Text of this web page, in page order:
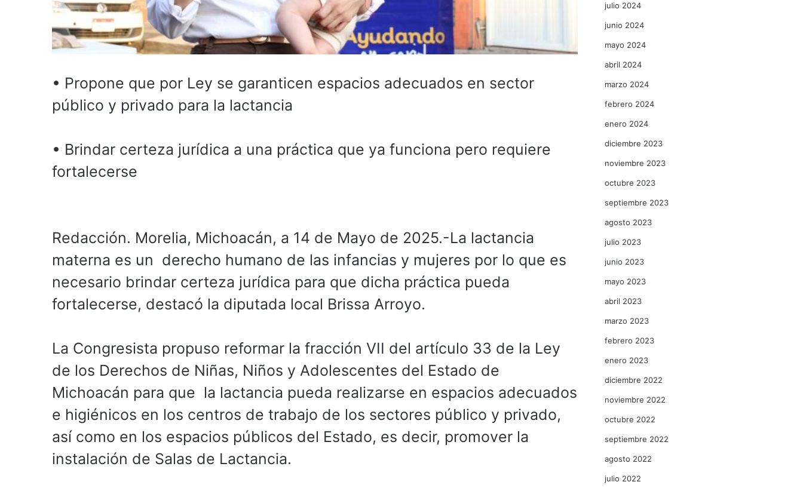
• Propone que por Ley se garanticen espacios adecuados en sector
público y privado para la lactancia
• Brindar certeza jurídica a una práctica que ya funciona pero requiere
fortalecerse
Redacción. Morelia, Michoacán, a 14 de Mayo de 2025.-La lactancia
materna es un derecho humano de las infancias y mujeres por lo que es
necesario brindar certeza jurídica para que dicha práctica pueda
fortalecerse, destacó la diputada local Brissa Arroyo.
La Congresista propuso reformar la fracción VII del artículo 33 de la Ley
de los Derechos de Niñas, Niños y Adolescentes del Estado de
Michoacán para que la lactancia pueda realizarse en espacios adecuados
e higiénicos en los centros de trabajo de los sectores público y privado,
así como en los espacios públicos del Estado, es decir, promover la
instalación de Salas de Lactancia.
julio 2024
junio 2024
mayo 2024
abril 2024
marzo 2024
febrero 2024
enero 2024
diciembre 2023
noviembre 2023
octubre 2023
septiembre 2023
agosto 2023
julio 2023
junio 2023
mayo 2023
abril 2023
marzo 2023
febrero 2023
enero 2023
diciembre 2022
noviembre 2022
octubre 2022
septiembre 2022
agosto 2022
julio 2022